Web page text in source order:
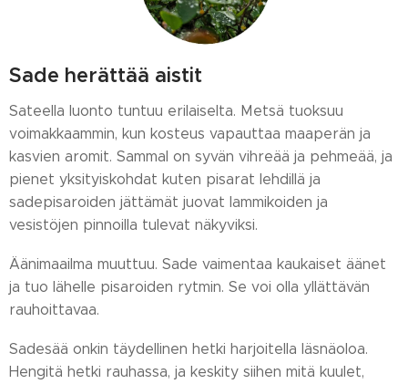
Sade herättää aistit
Sateella luonto tuntuu erilaiselta. Metsä tuoksuu
voimakkaammin, kun kosteus vapauttaa maaperän ja
kasvien aromit. Sammal on syvän vihreää ja pehmeää, ja
pienet yksityiskohdat kuten pisarat lehdillä ja
sadepisaroiden jättämät juovat lammikoiden ja
vesistöjen pinnoilla tulevat näkyviksi.
Äänimaailma muuttuu. Sade vaimentaa kaukaiset äänet
ja tuo lähelle pisaroiden rytmin. Se voi olla yllättävän
rauhoittavaa.
Sadesää onkin täydellinen hetki harjoitella läsnäoloa.
Hengitä hetki rauhassa, ja keskity siihen mitä kuulet,